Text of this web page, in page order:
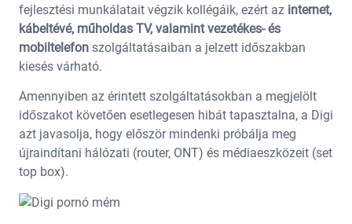
fejlesztési munkálatait végzik kollégáik, ezért az internet,
kábeltévé, műholdas TV, valamint vezetékes- és
mobiltelefon szolgáltatásaiban a jelzett időszakban
kiesés várható.
Amennyiben az érintett szolgáltatásokban a megjelölt
időszakot követően esetlegesen hibát tapasztalna, a Digi
azt javasolja, hogy először mindenki próbálja meg
újraindítani hálózati (router, ONT) és médiaeszközeit (set
top box).